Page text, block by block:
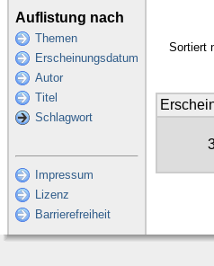
Auflistung nach
Themen
Erscheinungsdatum
Autor
Titel
Schlagwort
Impressum
Lizenz
Barrierefreiheit
Sortiert